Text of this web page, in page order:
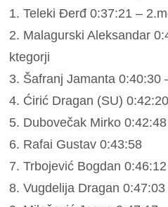
1. Teleki Đerđ 0:37:21 –
2. Malagurski Aleksandar
ktegorji
3. Šafranj Jamanta 0:40:30
4. Ćirić Dragan (SU)
5. Dubovečak Mirko
6. Rafai Gustav 0:43:58
7. Trbojević Bogdan 0:46:12
8. Vugdelija Dragan 0:47:03